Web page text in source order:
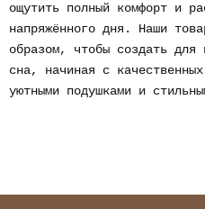
ощутить полный комфорт и
напряжённого дня. Наши
образом, чтобы создать для
сна, начиная с
уютными подушками и